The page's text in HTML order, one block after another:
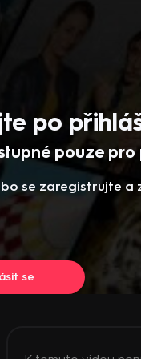
pouze pro
po
se zaregistrujte
se